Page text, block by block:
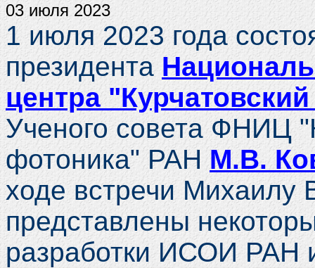
03 июля 2023
1 июля 2023 года
президента
центра
Ученого совета ФНИЦ
фотоника" РАНМ.В.
ходе встречи Михаилу
представлены
разработки ИСОИ РАН